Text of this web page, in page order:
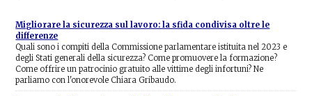
Migliorare la sicurezza sul lavoro: la sfida condivisa oltre le
differenze
Quali sono i compiti della Commissione parlamentare istituita nel 2023 e
degli Stati generali della sicurezza? Come promuovere la formazione?
Come offrire un patrocinio gratuito alle vittime degli infortuni? Ne
parliamo con l'onorevole Chiara Gribaudo.